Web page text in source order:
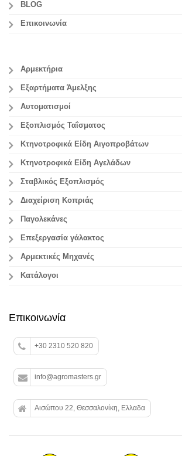
BLOG
Επικοινωνία
Αρμεκτήρια
Εξαρτήματα Άμελξης
Αυτοματισμοί
Εξοπλισμός Ταΐσματος
Κτηνοτροφικά Είδη Αιγοπροβάτων
Κτηνοτροφικά Είδη Αγελάδων
Σταβλικός Εξοπλισμός
Διαχείριση Κοπριάς
Παγολεκάνες
Επεξεργασία γάλακτος
Aρμεκτικές Μηχανές
Κατάλογοι
Επικοινωνία
+30 2310 520 820
info@agromasters.gr
Αισώπου 22, Θεσσαλονίκη, Ελλαδα